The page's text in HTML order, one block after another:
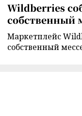
Wildberries
собственный
Маркетплейс
собственный